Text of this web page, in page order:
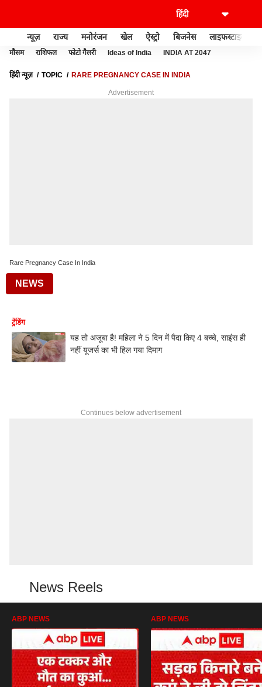
न्यूज़ राज्य मनोरंजन खेल ऐस्ट्रो बिजनेस लाइफस्टाइल
मौसम राशिफल फोटो गैलरी Ideas of India INDIA AT 2047
हिंदी न्यूज़ TOPIC RARE PREGNANCY CASE IN INDIA
Advertisement
Rare Pregnancy Case In India
NEWS
ट्रेंडिंग
यह तो अजूबा है! महिला ने 5 दिन में पैदा किए 4 बच्चे, साइंस ही
नहीं यूजर्स का भी हिल गया दिमाग
Continues below advertisement
News Reels
ABP NEWS ABP NEWS